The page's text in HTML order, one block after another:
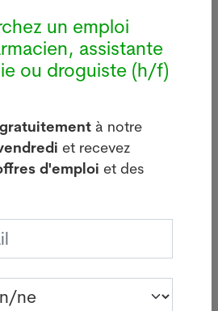
à Bâle : source
- Aucun nouveau cas de
Lire plus
un emploi
assistante
ou droguiste (h/f)
gratuitement à notre
et recevez
d'emploi et des